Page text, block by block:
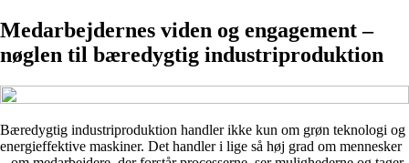
Medarbejdernes viden og engagement –
nøglen til bæredygtig industriproduktion
Bæredygtig industriproduktion handler ikke kun om grøn teknologi og
energieffektive maskiner. Det handler i lige så høj grad om mennesker